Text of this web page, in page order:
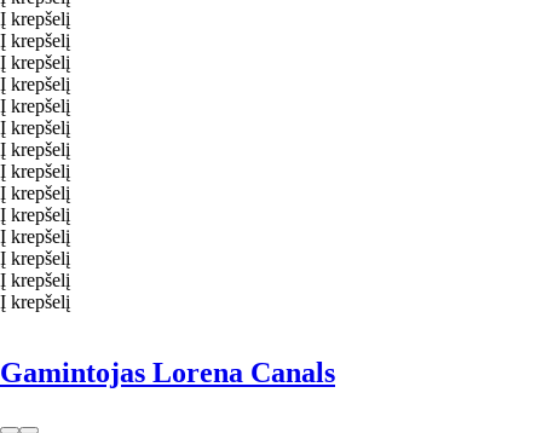
Į krepšelį
Į krepšelį
Į krepšelį
Į krepšelį
Į krepšelį
Į krepšelį
Į krepšelį
Į krepšelį
Į krepšelį
Į krepšelį
Į krepšelį
Į krepšelį
Į krepšelį
Į krepšelį
Gamintojas Lorena Canals